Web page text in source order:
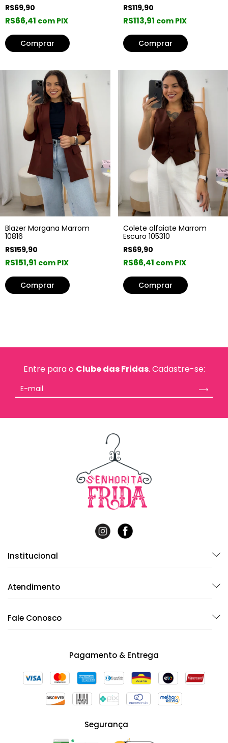
R$69,90
R$66,41 com PIX
Comprar
R$119,90
R$113,91 com PIX
Comprar
Blazer Morgana Marrom
10816
R$159,90
R$151,91 com PIX
Comprar
Colete alfaiate Marrom
Escuro 105310
R$69,90
R$66,41 com PIX
Comprar
Entre para o Clube das Fridas. Cadastre-se:
Institucional
Atendimento
Fale Conosco
Pagamento & Entrega
Segurança